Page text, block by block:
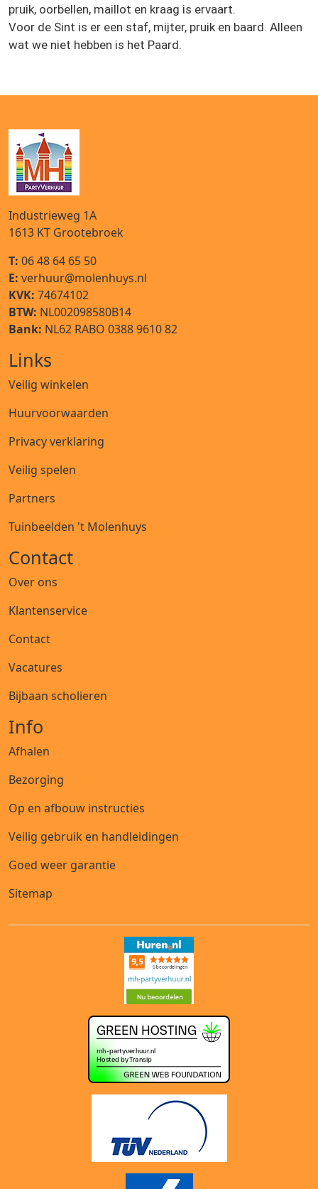
pruik, oorbellen, maillot en kraag is ervaart.
Voor de Sint is er een staf, mijter, pruik en baard. Alleen
wat we niet hebben is het Paard.
Industrieweg 1A
1613 KT Grootebroek
T: 06 48 64 65 50
E: verhuur@molenhuys.nl
KVK: 74674102
BTW: NL002098580B14
Bank: NL62 RABO 0388 9610 82
Links
Veilig winkelen
Huurvoorwaarden
Privacy verklaring
Veilig spelen
Partners
Tuinbeelden 't Molenhuys
Contact
Over ons
Klantenservice
Contact
Vacatures
Bijbaan scholieren
Info
Afhalen
Bezorging
Op en afbouw instructies
Veilig gebruik en handleidingen
Goed weer garantie
Sitemap